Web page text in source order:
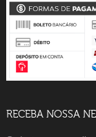
RECEBA NOSSA